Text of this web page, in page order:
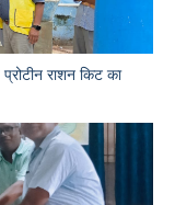
राशन किट का